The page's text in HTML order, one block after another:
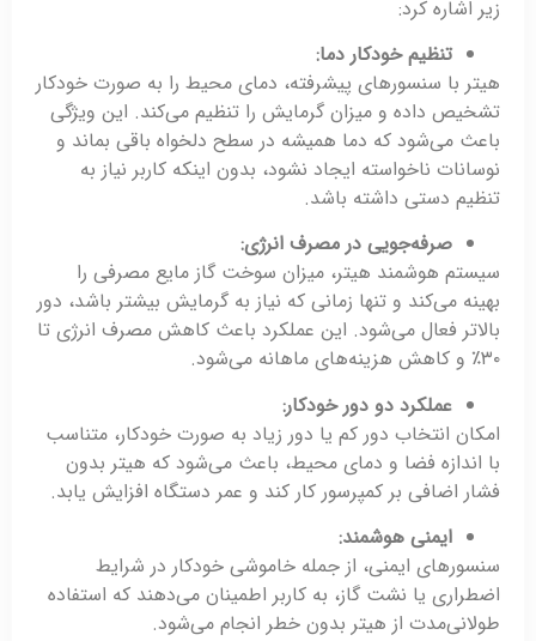
زیر اشاره کرد:
تنظیم خودکار دما:
هیتر با سنسورهای پیشرفته، دمای محیط را به صورت خودکار
تشخیص داده و میزان گرمایش را تنظیم می‌کند. این ویژگی
باعث می‌شود که دما همیشه در سطح دلخواه باقی بماند و
نوسانات ناخواسته ایجاد نشود، بدون اینکه کاربر نیاز به
تنظیم دستی داشته باشد.
صرفه‌جویی در مصرف انرژی:
سیستم هوشمند هیتر، میزان سوخت گاز مایع مصرفی را
بهینه می‌کند و تنها زمانی که نیاز به گرمایش بیشتر باشد، دور
بالاتر فعال می‌شود. این عملکرد باعث کاهش مصرف انرژی تا
۳۰٪ و کاهش هزینه‌های ماهانه می‌شود.
عملکرد دو دور خودکار:
امکان انتخاب دور کم یا دور زیاد به صورت خودکار، متناسب
با اندازه فضا و دمای محیط، باعث می‌شود که هیتر بدون
فشار اضافی بر کمپرسور کار کند و عمر دستگاه افزایش یابد.
ایمنی هوشمند:
سنسورهای ایمنی، از جمله خاموشی خودکار در شرایط
اضطراری یا نشت گاز، به کاربر اطمینان می‌دهند که استفاده
طولانی‌مدت از هیتر بدون خطر انجام می‌شود.